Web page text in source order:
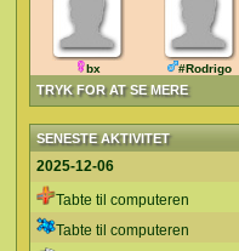
TRYK FOR AT SE MERE
bx #Rodrigo
SENESTE AKTIVITET
2025-12-06
Tabte til computeren
Tabte til computeren